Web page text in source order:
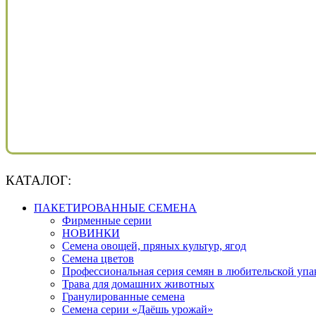
КАТАЛОГ:
ПАКЕТИРОВАННЫЕ СЕМЕНА
Фирменные серии
НОВИНКИ
Семена овощей, пряных культур, ягод
Семена цветов
Профессиональная серия семян в любительской
Трава для домашних животных
Гранулированные семена
Семена серии «Даёшь урожай»